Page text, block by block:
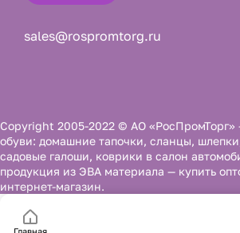
sales@rospromtorg.ru
Copyright 2005-2022 © АО «РосПромТорг»
обуви: домашние тапочки, сланцы,
садовые галоши, коврики в салон
продукция из ЭВА материала — купить
интернет-магазин.